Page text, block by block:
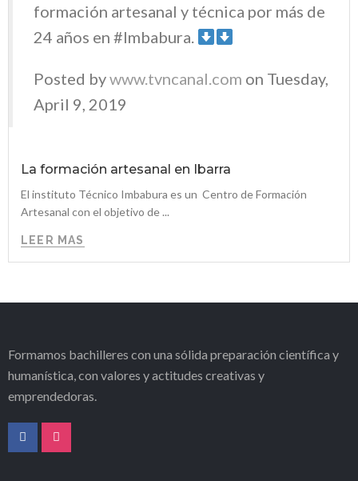
formación artesanal y técnica por más de
24 años en #Imbabura.
Posted bywww.tvncanal.com on Tuesday,
April 9, 2019
La formación artesanal en Ibarra
El instituto Técnico Imbabura es un Centro de Formación
Artesanal con el objetivo de ...
LEER MAS
Formamos bachilleres con una sólida preparación científica y
humanística, con valores y actitudes creativas y
emprendedoras.